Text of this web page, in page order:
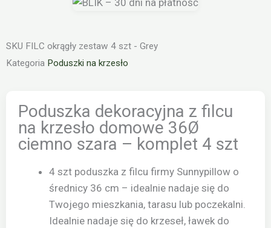
4
szt
SKU FILC okrągły zestaw 4 szt - Grey
Kategoria Poduszki na krzesło
Poduszka dekoracyjna z filcu
na krzesło domowe 36Ø
ciemno szara – komplet 4 szt
4 szt poduszka z filcu firmy Sunnypillow o
średnicy 36 cm – idealnie nadaje się do
Twojego mieszkania, tarasu lub poczekalni.
Idealnie nadaje się do krzeseł, ławek do